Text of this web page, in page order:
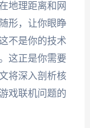
地理距离和网
形，让你眼睁
不是你的技术
这正是你需要
将深入剖析核
戏联机问题的